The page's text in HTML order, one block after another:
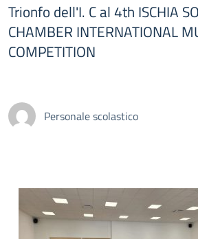
Trionfo dell'I. C al 4th ISCHIA
CHAMBER INTERNATIONAL
COMPETITION
Personale scolastico